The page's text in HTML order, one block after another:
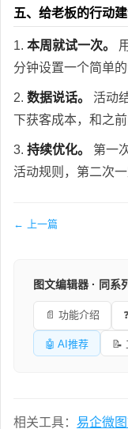
五、给老板的行动
1. 本周就试一次。
分钟设置一个简单
2. 数据说话。
活动
下获客成本，和之
3. 持续优化。
第一
活动规则，第二次一
← 上一篇
图文编辑器 · 同系
📄 功能介绍
🤖 AI推荐 📝
相关工具： 易企微